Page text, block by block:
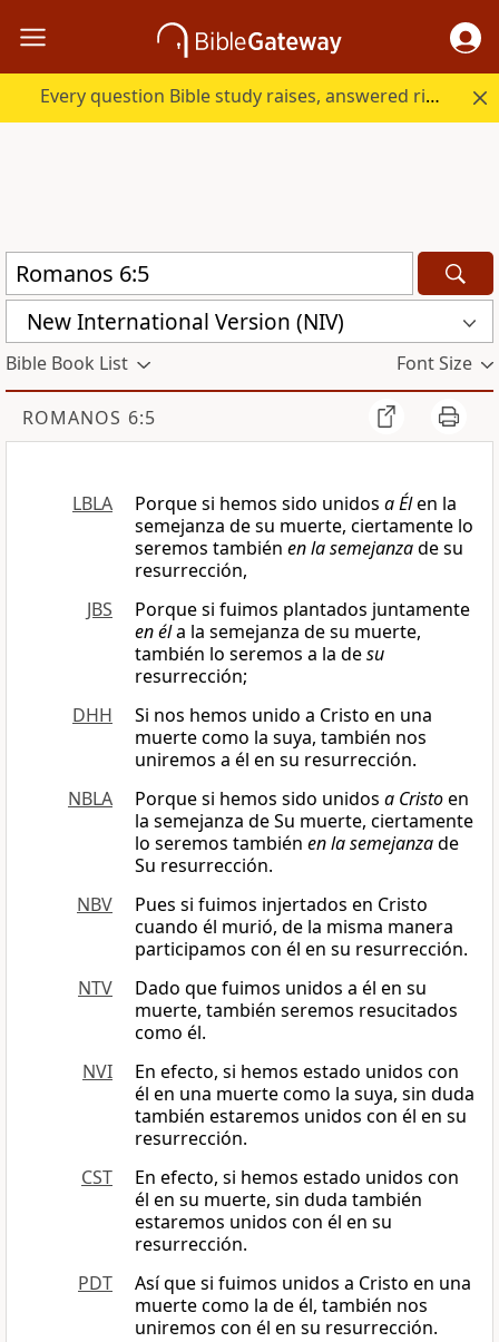
Every question Bible study raises, answered right here.
New International Version (NIV)
Bible Book List Font Size
ROMANOS 6:5
LBLA Porque si hemos sido unidos a Élen la
semejanza de su muerte, ciertamente lo
seremos también en la semejanzade su
resurrección,
JBS
Porque si fuimos plantados juntamente
en éla la semejanza de su muerte,
también lo seremos a la desu
resurrección;
DHH
Si nos hemos unido a Cristo en una
muerte como la suya, también nos
uniremos a él en su resurrección.
NBLA
Porque si hemos sido unidos a Cristoen
la semejanza de Su muerte, ciertamente
lo seremos también en la semejanzade
Su resurrección.
NBV
Pues si fuimos injertados en Cristo
cuando él murió, de la misma manera
participamos con él en su resurrección.
NTV
Dado que fuimos unidos a él en su
muerte, también seremos resucitados
como él.
NVI
En efecto, si hemos estado unidos con
él en una muerte como la suya, sin duda
también estaremos unidos con él en su
resurrección.
CST
En efecto, si hemos estado unidos con
él en su muerte, sin duda también
estaremos unidos con él en su
resurrección.
PDT
Así que si fuimos unidos a Cristo en una
muerte como la de él, también nos
uniremos con él en su resurrección.